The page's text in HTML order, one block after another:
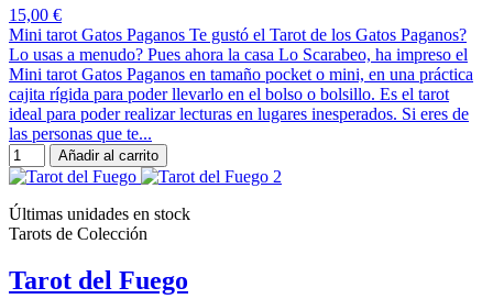
15,00 €
Mini tarot Gatos Paganos Te gustó el Tarot de los Gatos Paganos?
Lo usas a menudo? Pues ahora la casa Lo Scarabeo, ha impreso el
Mini tarot Gatos Paganos en tamaño pocket o mini, en una práctica
cajita rígida para poder llevarlo en el bolso o bolsillo. Es el tarot
ideal para poder realizar lecturas en lugares inesperados. Si eres de
las personas que te...
Añadir al carrito
Últimas unidades en stock
Tarots de Colección
Tarot del Fuego